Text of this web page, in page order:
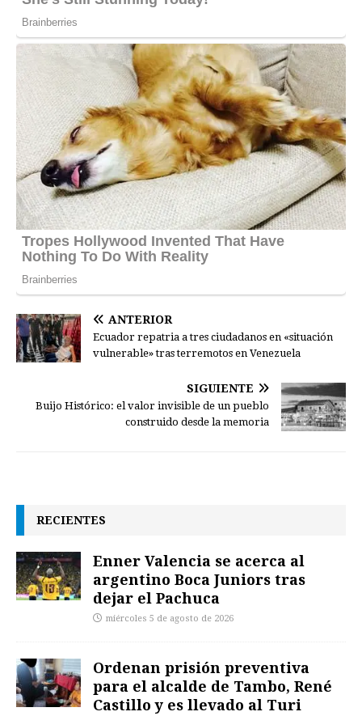
ANTERIOR
Ecuador repatria a tres ciudadanos en «situación
vulnerable» tras terremotos en Venezuela
SIGUIENTE
Buijo Histórico: el valor invisible de un pueblo
construido desde la memoria
RECIENTES
Enner Valencia se acerca al
argentino Boca Juniors tras
dejar el Pachuca
miércoles 5 de agosto de 2026
Ordenan prisión preventiva
para el alcalde de Tambo, René
Castillo y es llevado al Turi